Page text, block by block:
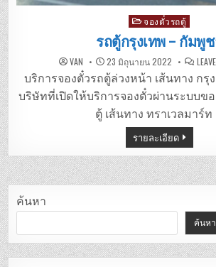
Posted
in
จองตั๋วรถตู้
รถตู้กรุงเทพ – กัมพู
VAN 23 มิถุนายน 2022
บริการจองตั๋วรถตู้ล่วงหน้า เส้นทาง กรุ
บริษัทที่เปิดให้บริการจองตั๋วผ่านระบบข
ตู้ เส้นทาง ทราเวลมาร์ท
รายละเอียด
ค้นหา
ค้นหา